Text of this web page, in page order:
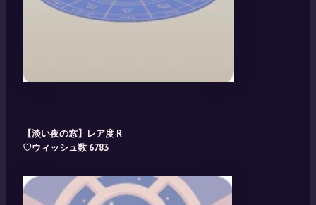
【淡い夜の窓】レア度 R
♡ウィッシュ数 6783